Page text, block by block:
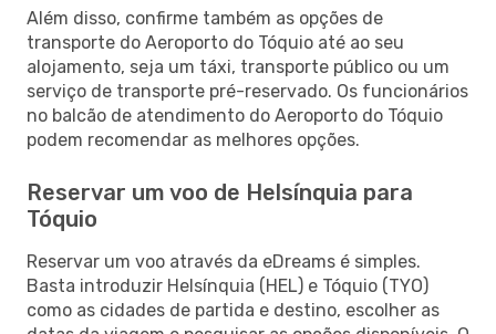
Além disso, confirme também as opções de
transporte do Aeroporto do Tóquio até ao seu
alojamento, seja um táxi, transporte público ou um
serviço de transporte pré-reservado. Os funcionários
no balcão de atendimento do Aeroporto do Tóquio
podem recomendar as melhores opções.
Reservar um voo de Helsínquia para
Tóquio
Reservar um voo através da eDreams é simples.
Basta introduzir Helsínquia (HEL) e Tóquio (TYO)
como as cidades de partida e destino, escolher as